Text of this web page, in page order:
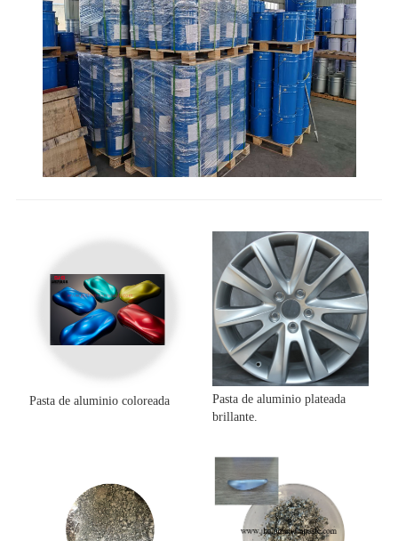
Pasta de aluminio coloreada
Pasta de aluminio plateada
brillante.